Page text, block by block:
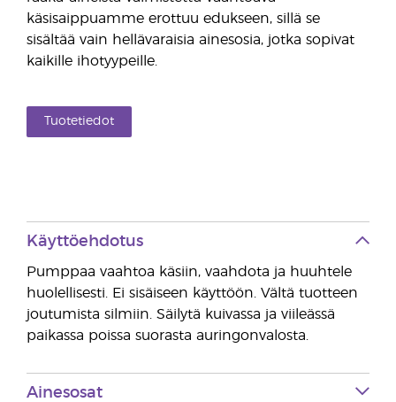
käsisaippuamme erottuu edukseen, sillä se
sisältää vain hellävaraisia ainesosia, jotka sopivat
kaikille ihotyypeille.
Tuotetiedot
Käyttöehdotus
Pumppaa vaahtoa käsiin, vaahdota ja huuhtele
huolellisesti. Ei sisäiseen käyttöön. Vältä tuotteen
joutumista silmiin. Säilytä kuivassa ja viileässä
paikassa poissa suorasta auringonvalosta.
Ainesosat